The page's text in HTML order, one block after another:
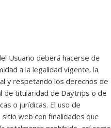
Usuario deberá hacerse de
a la legalidad vigente, la
y respetando los derechos de
de titularidad de Daytrips o de
o jurídicas. El uso de
web con finalidades que